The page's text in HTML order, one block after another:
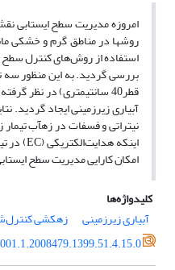
امروزه مدیریت سطح ایستابی
روش­ها در مناطق گرم و خشکی
استفاده از روش‌های کنترل
امکان کارایی مدیریت سطح ایستابی را در عمق 50 سانتی‌متری در مقیاس
کلیدواژه‌ها
آبیاری زیرزمینی
زهکشی